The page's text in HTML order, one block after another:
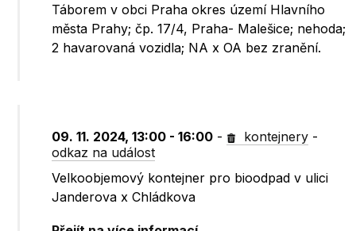
Táborem v obci Praha okres území Hlavního
města Prahy; čp. 17/4, Praha- Malešice; nehoda;
2 havarovaná vozidla; NA x OA bez zranění.
09. 11. 2024, 13:00 - 16:00 - kontejnery -
odkaz na událost
Velkoobjemový kontejner pro bioodpad v ulici
Janderova x Chládkova